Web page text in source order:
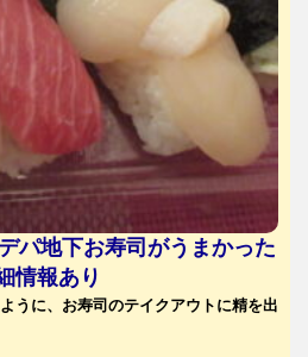
パ地下お寿司がうまかった
情報あり
うに、お寿司のテイクアウトに精を出